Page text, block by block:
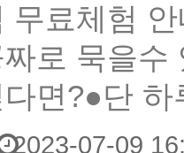
무료체험
로 묵을
면?●단
2023-07-09